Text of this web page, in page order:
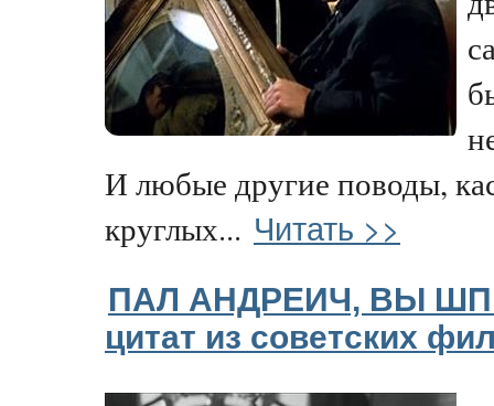
И любые другие поводы,
круглых... Читать >>
ПАЛ АНДРЕИЧ, ВЫ
цитат из советских